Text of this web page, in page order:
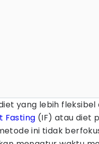
yang lebih
Fasting (IF) atau diet
ini tidak